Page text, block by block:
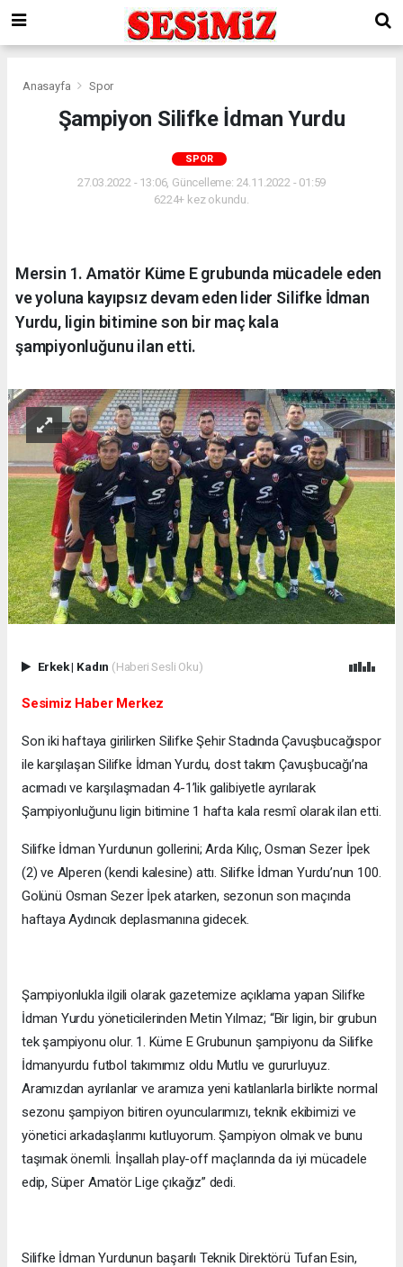
Anasayfa Spor
Şampiyon Silifke İdman Yurdu
SPOR
27.03.2022 - 13:06, Güncelleme: 24.11.2022 - 01:59
6224+ kez okundu.
Mersin 1. Amatör Küme E grubunda mücadele eden
ve yoluna kayıpsız devam eden lider Silifke İdman
Yurdu, ligin bitimine son bir maç kala
şampiyonluğunu ilan etti.
Erkek| Kadın (Haberi Sesli Oku)
Sesimiz Haber Merkez
Son iki haftaya girilirken Silifke Şehir Stadında Çavuşbucağıspor
ile karşılaşan Silifke İdman Yurdu, dost takım Çavuşbucağı’na
acımadı ve karşılaşmadan 4-1’lik galibiyetle ayrılarak
Şampiyonluğunu ligin bitimine 1 hafta kala resmî olarak ilan etti.
Silifke İdman Yurdunun gollerini; Arda Kılıç, Osman Sezer İpek
(2) ve Alperen (kendi kalesine) attı. Silifke İdman Yurdu’nun 100.
Golünü Osman Sezer İpek atarken, sezonun son maçında
haftaya Aydıncık deplasmanına gidecek.
Şampiyonlukla ilgili olarak gazetemize açıklama yapan Silifke
İdman Yurdu yöneticilerinden Metin Yılmaz; “Bir ligin, bir grubun
tek şampiyonu olur. 1. Küme E Grubunun şampiyonu da Silifke
İdmanyurdu futbol takımımız oldu Mutlu ve gururluyuz.
Aramızdan ayrılanlar ve aramıza yeni katılanlarla birlikte normal
sezonu şampiyon bitiren oyuncularımızı, teknik ekibimizi ve
yönetici arkadaşlarımı kutluyorum. Şampiyon olmak ve bunu
taşımak önemli. İnşallah play-off maçlarında da iyi mücadele
edip, Süper Amatör Lige çıkağız” dedi.
Silifke İdman Yurdunun başarılı Teknik Direktörü Tufan Esin,